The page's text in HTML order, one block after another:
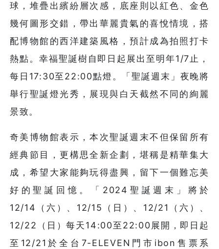
球，堆疊出繽紛層次感，底座則以紅色、金色
幾何圖形交錯，帶出華麗貴氣的喜悅情境，搭
配博物館的西洋建築風格，預計成為拍照打卡
熱點。幸福聖誕樹自即日起展出至明年1/7止，
每日17:30至22:00點燈。「聖誕週末」夜晚將
舉行聖誕燈光秀，展現與白天截然不同的絢麗
景致。
奇美博物館表示，本次聖誕週末不但保留所有
經典節目，更構思全新企劃，堪稱是精華集大
成，希望大家能夠玩得盡興，留下一個難忘美
好的聖誕回憶。「2024聖誕週末」將於
12/14（六）、12/15（日）、12/21（六）、
12/22（日）每天14:00至22:00展開，即日起
至12/21於全台7-ELEVEN門市ibon售票系